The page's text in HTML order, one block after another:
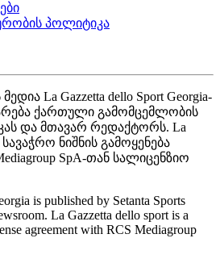
პოლიტიკა
La Gazzetta dello Sport Georgia-
ქართული გამომცემლობის
და მთავარ რედაქტორს. La
სავაჭრო ნიშნის გამოყენება
SpA-თან სალიცენზიო
is published by Setanta Sports
La Gazzetta dello sport is a
agreement with RCS Mediagroup